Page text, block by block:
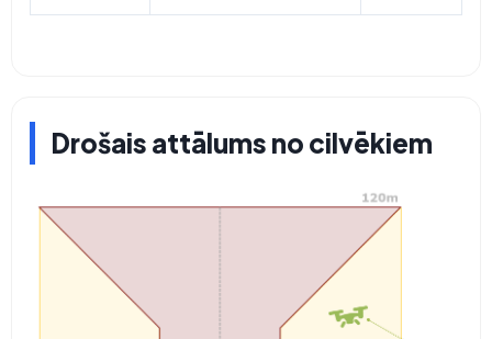
Drošais attālums no cilvēkiem